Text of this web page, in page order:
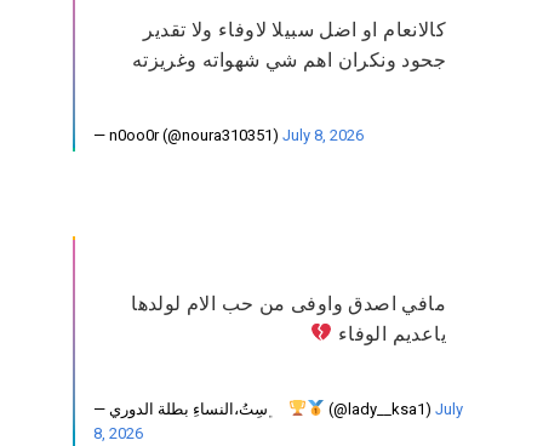
كالانعام او اضل سبيلا لاوفاء ولا تقدير
جحود ونكران اهم شي شهواته وغريزته
— n0oo0r (@noura310351) July 8, 2026
مافي اصدق واوفى من حب الام لولدها
ياعديم الوفاء
(@lady__ksa1) July
8, 2026